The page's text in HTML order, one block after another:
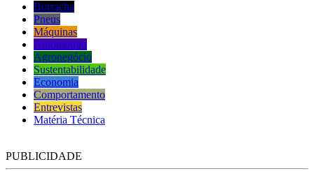
Borracha
Pneus
Máquinas
Automotivo
Agronegócio
Sustentabilidade
Economia
Comportamento
Entrevistas
Matéria Técnica
PUBLICIDADE